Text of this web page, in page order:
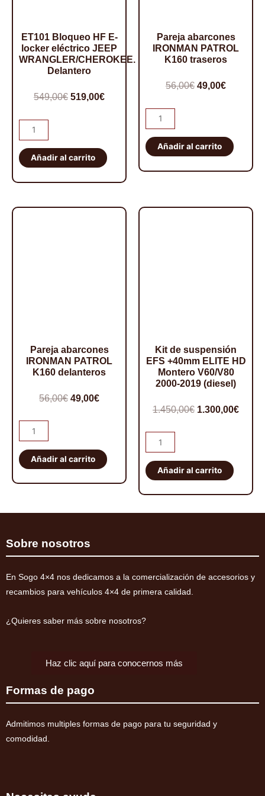
ET101 Bloqueo HF E-
locker eléctrico JEEP
WRANGLER/CHEROKEE.
Delantero
549,00€ El
era:
549,00€.
519,00€El
es:
519,00€.
ET101
Bloqueo
HF
E-
locker
Añadir al carrito
Pareja abarcones
IRONMAN PATROL
K160 traseros
56,00€ El
era:
56,00€.
49,00€El
es:
49,00€.
Pareja
abarcones
IRONMAN
PATROL
K160
Añadir al carrito
Pareja abarcones
IRONMAN PATROL
K160 delanteros
56,00€ El
era:
56,00€.
49,00€El
es:
49,00€.
Pareja
abarcones
IRONMAN
PATROL
K160
cantidad
Añadir al carrito
Kit de suspensión
EFS +40mm ELITE HD
Montero V60/V80
2000-2019 (diesel)
1.450,00€ El
era:
1.450,00€.
1.300,00€El
de
suspensión
EFS
+40mm
ELITE
V60/V80
cantidad
Añadir al carrito
Sobre nosotros
En Sogo 4×4 nos dedicamos a la comercialización de accesorios y
recambios para vehículos 4×4 de primera calidad.
¿Quieres saber más sobre nosotros?
Haz clic aquí para conocernos más
Formas de pago
Admitimos multiples formas de pago para tu seguridad y
comodidad.